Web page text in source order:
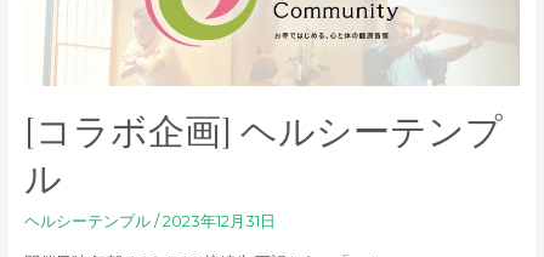
[コラボ企画] ヘルシーテンプ
ル
ヘルシーテンプル/ 2023年12月31日